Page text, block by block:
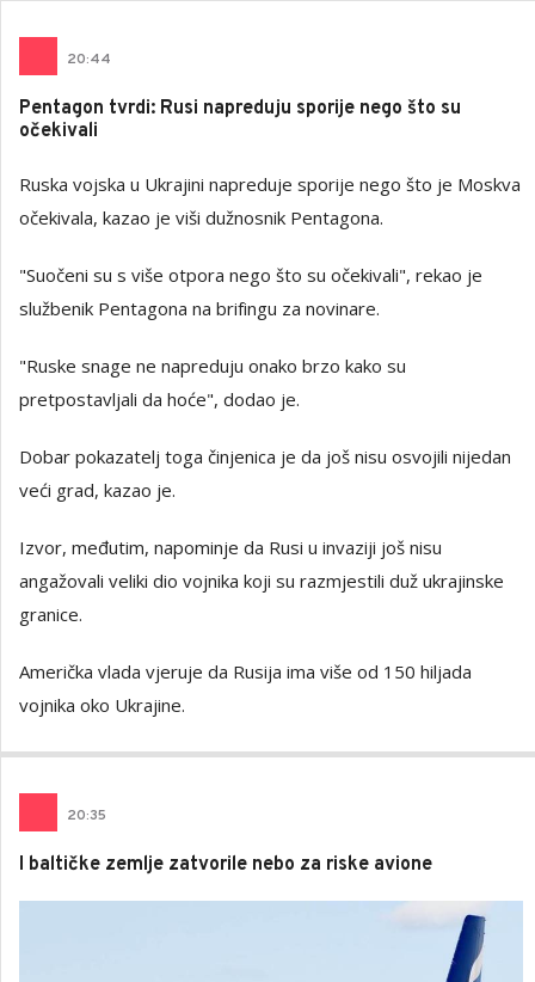
20:44
Pentagon tvrdi: Rusi napreduju sporije nego što su
očekivali
Ruska vojska u Ukrajini napreduje sporije nego što je Moskva
očekivala, kazao je viši dužnosnik Pentagona.
"Suočeni su s više otpora nego što su očekivali", rekao je
službenik Pentagona na brifingu za novinare.
"Ruske snage ne napreduju onako brzo kako su
pretpostavljali da hoće", dodao je.
Dobar pokazatelj toga činjenica je da još nisu osvojili nijedan
veći grad, kazao je.
Izvor, međutim, napominje da Rusi u invaziji još nisu
angažovali veliki dio vojnika koji su razmjestili duž ukrajinske
granice.
Američka vlada vjeruje da Rusija ima više od 150 hiljada
vojnika oko Ukrajine.
20:35
I baltičke zemlje zatvorile nebo za riske avione